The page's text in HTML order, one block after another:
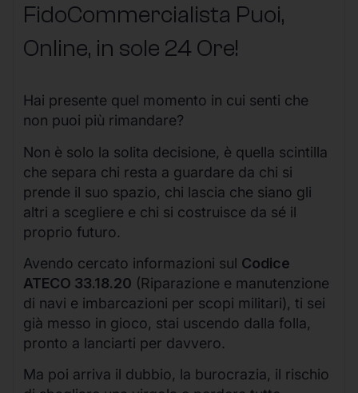
FidoCommercialista Puoi,
Online, in sole 24 Ore!
Hai presente quel momento in cui senti che
non puoi più rimandare?
Non è solo la solita decisione, è quella scintilla
che separa chi resta a guardare da chi si
prende il suo spazio, chi lascia che siano gli
altri a scegliere e chi si costruisce da sé il
proprio futuro.
Avendo cercato informazioni sul Codice
ATECO 33.18.20 (Riparazione e manutenzione
di navi e imbarcazioni per scopi militari), ti sei
già messo in gioco, stai uscendo dalla folla,
pronto a lanciarti per davvero.
Ma poi arriva il dubbio, la burocrazia, il rischio